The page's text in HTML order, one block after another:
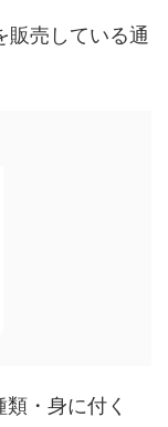
販売している通
・身に付く